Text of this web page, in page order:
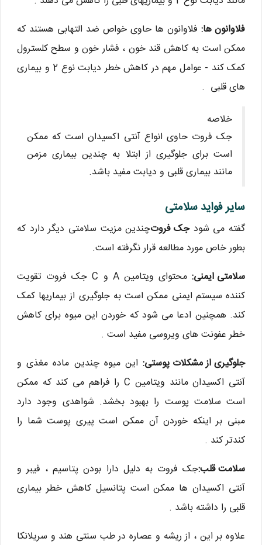
فلاوانون ها: فلاوانون ها حاوی خواص ضد التهابی هستند که
ممکن است به کاهش قند خون ، فشار خون و سطح کلسترول
کمک کند - عوامل مهم در کاهش خطر دیابت نوع 2 و بیماری
های قلبی .
خلاصه
جک فروت حاوی انواع آنتی اکسیدان است که ممکن
است برای جلوگیری از ابتلا به چندین بیماری مزمن
مانند بیماری قلبی و دیابت مفید باشد.
سایر فواید سلامتی
گفته می شودجک فروتچندین مزیت سلامتی دیگر دارد که
بطور خاص مورد مطالعه قرار نگرفته است.
سلامتی ایمنی:
محتوای ویتامین A و C جک فروت تقویت
کننده سیستم ایمنی ممکن است به جلوگیری از بیماریها کمک
کند. همچنین ادعا می شود که خوردن این میوه برای کاهش
خطر عفونت های ویروسی مفید است .
جلوگیری از مشکلات پوستی: این میوه چندین ماده مغذی و
آنتی اکسیدان مانند ویتامین C را فراهم می کند که ممکن
است سلامت پوست را بهبود بخشد. شواهدی وجود دارد
مبنی بر اینکه خوردن آن ممکن است پیری پوست شما را
کندتر کند .
سلامت قلب:جک فروت به دلیل دارا بودن پتاسیم ، فیبر و
آنتی اکسیدان ها ممکن است پتانسیل کاهش خطر بیماری
قلبی را داشته باشد .
علاوه بر این ، از ریشه و عصاره در طب سنتی هند و سریلانکا